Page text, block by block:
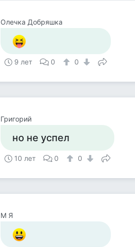
Олечка Добряшка
9 лет 0 0
Григорий
но не успел
10 лет 0 0
М Я